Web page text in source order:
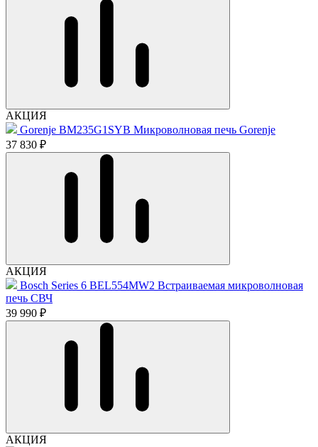
АКЦИЯ
Gorenje BM235G1SYB Микроволновая печь Gorenje
37 830 ₽
АКЦИЯ
Bosch Series 6 BEL554MW2 Встраиваемая микроволновая
печь СВЧ
39 990 ₽
АКЦИЯ